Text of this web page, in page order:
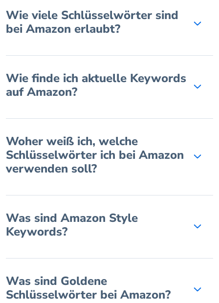
Wie viele Schlüsselwörter sind
bei Amazon erlaubt?
Wie finde ich aktuelle Keywords
auf Amazon?
Woher weiß ich, welche
Schlüsselwörter ich bei Amazon
verwenden soll?
Was sind Amazon Style
Keywords?
Was sind Goldene
Schlüsselwörter bei Amazon?